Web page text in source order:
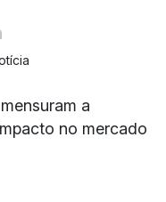
a
no mercado